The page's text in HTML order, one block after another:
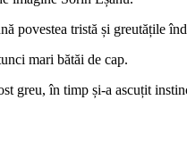
povestea tristă și greutățile
mari bătăi de cap.
greu, în timp și-a ascuțit